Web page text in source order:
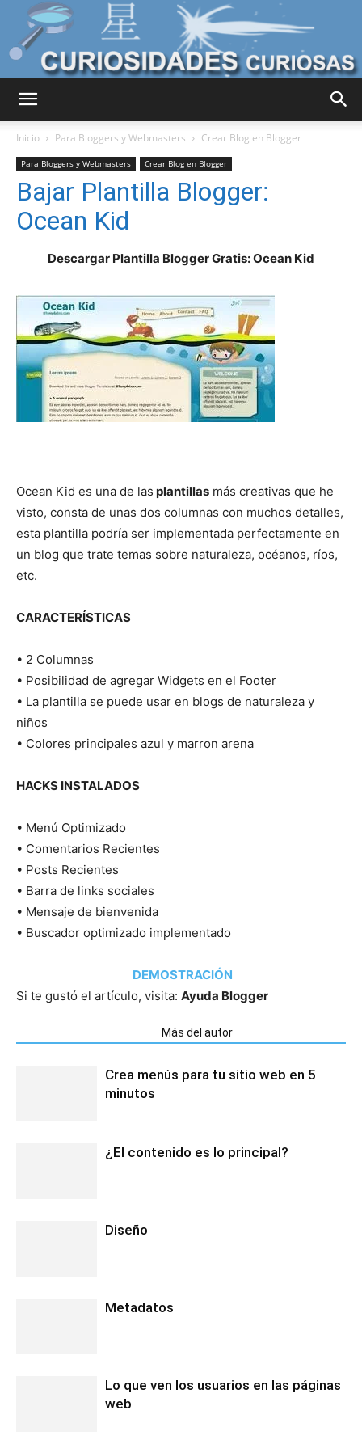
Curiosas
del
Mundo
Inicio Para Bloggers y Webmasters Crear Blog en Blogger
Para Bloggers y Webmasters Crear Blog en Blogger
Bajar Plantilla Blogger:
Ocean Kid
Descargar Plantilla Blogger Gratis: Ocean Kid
Ocean Kid es una de las plantillas más creativas que he
visto, consta de unas dos columnas con muchos detalles,
esta plantilla podría ser implementada perfectamente en
un blog que trate temas sobre naturaleza, océanos, ríos,
etc.
CARACTERÍSTICAS
• 2 Columnas
• Posibilidad de agregar Widgets en el Footer
• La plantilla se puede usar en blogs de naturaleza y
niños
• Colores principales azul y marron arena
HACKS INSTALADOS
• Menú Optimizado
• Comentarios Recientes
• Posts Recientes
• Barra de links sociales
• Mensaje de bienvenida
• Buscador optimizado implementado
DEMOSTRACIÓN
Si te gustó el artículo, visita: Ayuda Blogger
Más del autor
Crea menús para tu sitio web en 5
minutos
¿El contenido es lo principal?
Diseño
Metadatos
Lo que ven los usuarios en las páginas
web